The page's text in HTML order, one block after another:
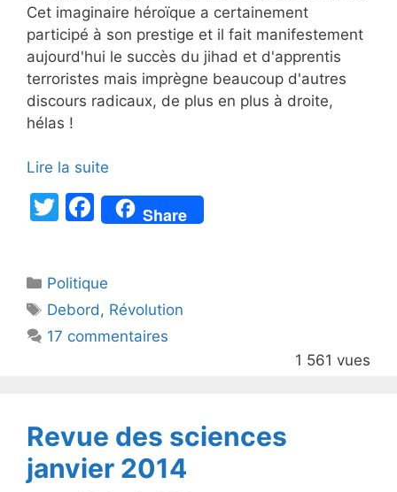
Cet imaginaire héroïque a certainement
participé à son prestige et il fait manifestement
aujourd'hui le succès du jihad et d'apprentis
terroristes mais imprègne beaucoup d'autres
discours radicaux, de plus en plus à droite,
hélas !
Lire la suite
T
er
F
a
e
b
o
Share
Catégories
Politique
Étiquettes
Debord, Révolution
17 commentaires
1 561 vues
Revue des sciences
janvier 2014